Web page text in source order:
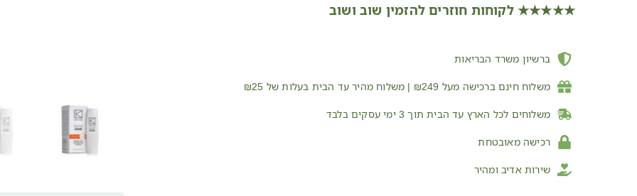
★★★★★ לקוחות חוזרים להזמין שוב ושוב
ברשיון משרד הבריאות
משלוח חינם ברכישה מעל ₪249 | משלוח מהיר עד הבית בעלות של ₪25
משלוחים לכל הארץ עד הבית תוך 3 ימי עסקים בלבד
רכישה מאובטחת
שירות אדיב ומהיר